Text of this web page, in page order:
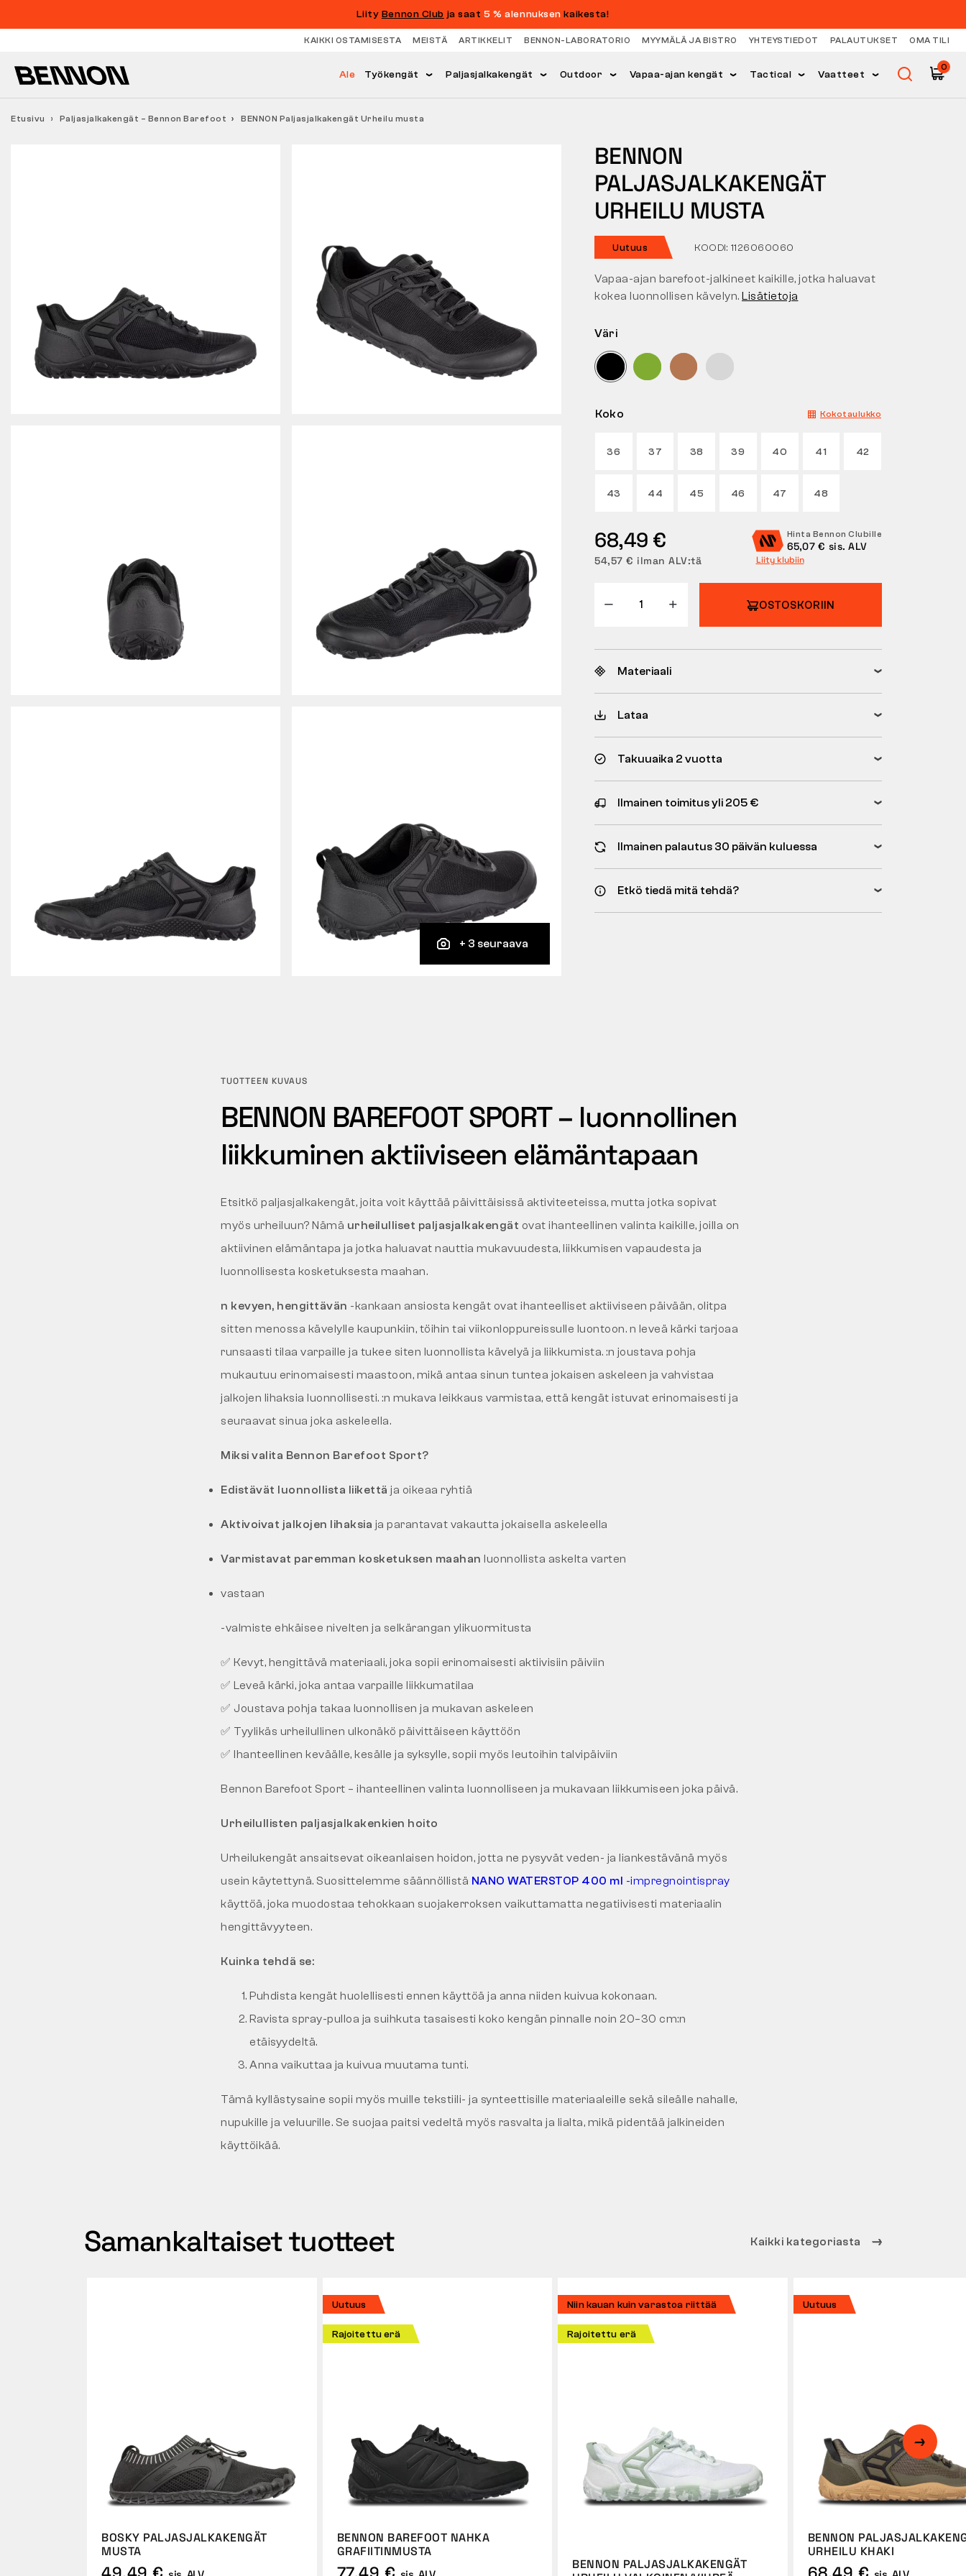
Liity Bennon Club ja saat5 % alennuksen kaikesta!
KAIKKI OSTAMISESTA MEISTÄ ARTIKKELIT BENNON-LABORATORIO MYYMÄLÄ JA BISTRO YHTEYSTIEDOT PALAUTUKSET OMA TILI
Ale Työkengät Paljasjalkakengät Outdoor Vapaa-ajan kengät Tactical Vaatteet
0
Etusivu Paljasjalkakengät – Bennon Barefoot BENNON Paljasjalkakengät Urheilu musta
+ 3 seuraava
BENNON
PALJASJALKAKENGÄT
URHEILU MUSTA
Uutuus KOODI: 1126060060
Väri
Koko Kokotaulukko
36 37 38 39 40 41 42
43 44 45 46 47 48
68,49 €
54,57 € ilman ALV:tä
Hinta Bennon Clubille
65,07 € sis. ALV
Liity klubiin
OSTOSKORIIN
Vapaa-ajan barefoot-jalkineet kaikille, jotka haluavat
kokea luonnollisen kävelyn. Lisätietoja
Materiaali
Lataa
Takuuaika 2 vuotta
Ilmainen toimitus yli 205 €
Ilmainen palautus 30 päivän kuluessa
Etkö tiedä mitä tehdä?
TUOTTEEN KUVAUS
BENNON BAREFOOT SPORT – luonnollinen
liikkuminen aktiiviseen elämäntapaan
Etsitkö paljasjalkakengät, joita voit käyttää päivittäisissä aktiviteeteissa, mutta jotka sopivat
myös urheiluun? Nämä urheilulliset paljasjalkakengät ovat ihanteellinen valinta kaikille, joilla on
aktiivinen elämäntapa ja jotka haluavat nauttia mukavuudesta, liikkumisen vapaudesta ja
luonnollisesta kosketuksesta maahan.
n kevyen, hengittävän -kankaan ansiosta kengät ovat ihanteelliset aktiiviseen päivään, olitpa
sitten menossa kävelylle kaupunkiin, töihin tai viikonloppureissulle luontoon. n leveä kärki tarjoaa
runsaasti tilaa varpaille ja tukee siten luonnollista kävelyä ja liikkumista. :n joustava pohja
mukautuu erinomaisesti maastoon, mikä antaa sinun tuntea jokaisen askeleen ja vahvistaa
jalkojen lihaksia luonnollisesti. :n mukava leikkaus varmistaa, että kengät istuvat erinomaisesti ja
seuraavat sinua joka askeleella.
Miksi valita Bennon Barefoot Sport?
Edistävät luonnollista liikettä ja oikeaa ryhtiä
Aktivoivat jalkojen lihaksia ja parantavat vakautta jokaisella askeleella
Varmistavat paremman kosketuksen maahan luonnollista askelta varten
vastaan
-valmiste ehkäisee nivelten ja selkärangan ylikuormitusta
✅ Kevyt, hengittävä materiaali, joka sopii erinomaisesti aktiivisiin päiviin
✅ Leveä kärki, joka antaa varpaille liikkumatilaa
✅ Joustava pohja takaa luonnollisen ja mukavan askeleen
✅ Tyylikäs urheilullinen ulkonäkö päivittäiseen käyttöön
✅ Ihanteellinen keväälle, kesälle ja syksylle, sopii myös leutoihin talvipäiviin
Bennon Barefoot Sport – ihanteellinen valinta luonnolliseen ja mukavaan liikkumiseen joka päivä.
Urheilullisten paljasjalkakenkien hoito
Urheilukengät ansaitsevat oikeanlaisen hoidon, jotta ne pysyvät veden- ja liankestävänä myös
usein käytettynä. Suosittelemme säännöllistä NANO WATERSTOP 400 ml -impregnointispray
käyttöä, joka muodostaa tehokkaan suojakerroksen vaikuttamatta negatiivisesti materiaalin
hengittävyyteen.
Kuinka tehdä se:
Puhdista kengät huolellisesti ennen käyttöä ja anna niiden kuivua kokonaan.
Ravista spray-pulloa ja suihkuta tasaisesti koko kengän pinnalle noin 20–30 cm:n
etäisyydeltä.
Anna vaikuttaa ja kuivua muutama tunti.
Tämä kyllästysaine sopii myös muille tekstiili- ja synteettisille materiaaleille sekä sileälle nahalle,
nupukille ja veluurille. Se suojaa paitsi vedeltä myös rasvalta ja lialta, mikä pidentää jalkineiden
käyttöikää.
Samankaltaiset tuotteet Kaikki kategoriasta
BOSKY PALJASJALKAKENGÄT
MUSTA
Uutuus
Rajoitettu erä
BENNON BAREFOOT NAHKA
GRAFIITINMUSTA
Niin kauan kuin varastoa riittää
Rajoitettu erä
BENNON PALJASJALKAKENGÄT
Uutuus
BENNON
URHEILU KHAKI